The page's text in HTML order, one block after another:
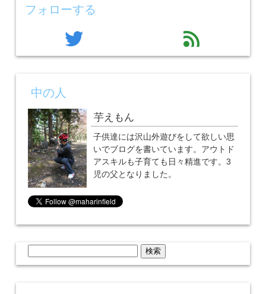
フォローする
twitter feed
中の人
芋えもん
子供達には沢山外遊びをして欲しい思
いでブログを書いています。アウトド
アスキルも子育ても日々精進です。3
児の父となりました。
索: